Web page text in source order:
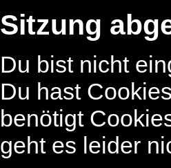
Sitzung
Du bist nicht
Du hast
benötigt
geht es leider